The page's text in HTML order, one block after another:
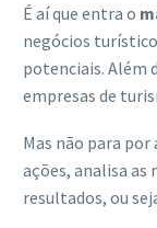
É aí que entra o
negócios
potenciais. Além
empresas de
Mas não para
ações, analisa
resultados, ou